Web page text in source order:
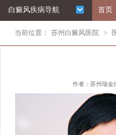
白癜风疾病导航 首页
当前位置： 苏州白癜风医院 >
作者：苏州瑞金